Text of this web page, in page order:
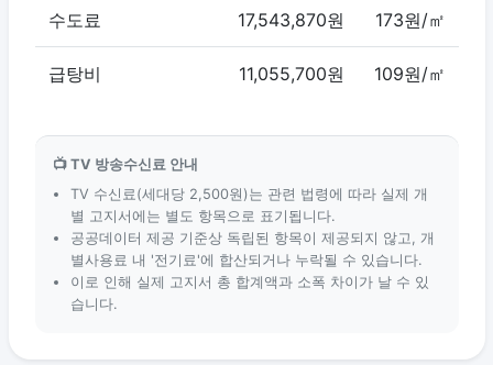
수도료 17,543,870원 173원/㎡
급탕비 11,055,700원 109원/㎡
📺 TV 방송수신료 안내
TV 수신료(세대당 2,500원)는 관련 법령에 따라 실제 개
별 고지서에는 별도 항목으로 표기됩니다.
공공데이터 제공 기준상 독립된 항목이 제공되지 않고, 개
별사용료 내 '전기료'에 합산되거나 누락될 수 있습니다.
이로 인해 실제 고지서 총 합계액과 소폭 차이가 날 수 있
습니다.